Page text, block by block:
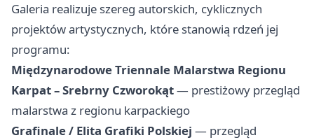
Galeria realizuje szereg autorskich, cyklicznych
projektów artystycznych, które stanowią rdzeń jej
programu:
Międzynarodowe Triennale Malarstwa Regionu
Karpat – Srebrny Czworokąt— prestiżowy przegląd
malarstwa z regionu karpackiego
Grafinale / Elita Grafiki Polskiej — przegląd